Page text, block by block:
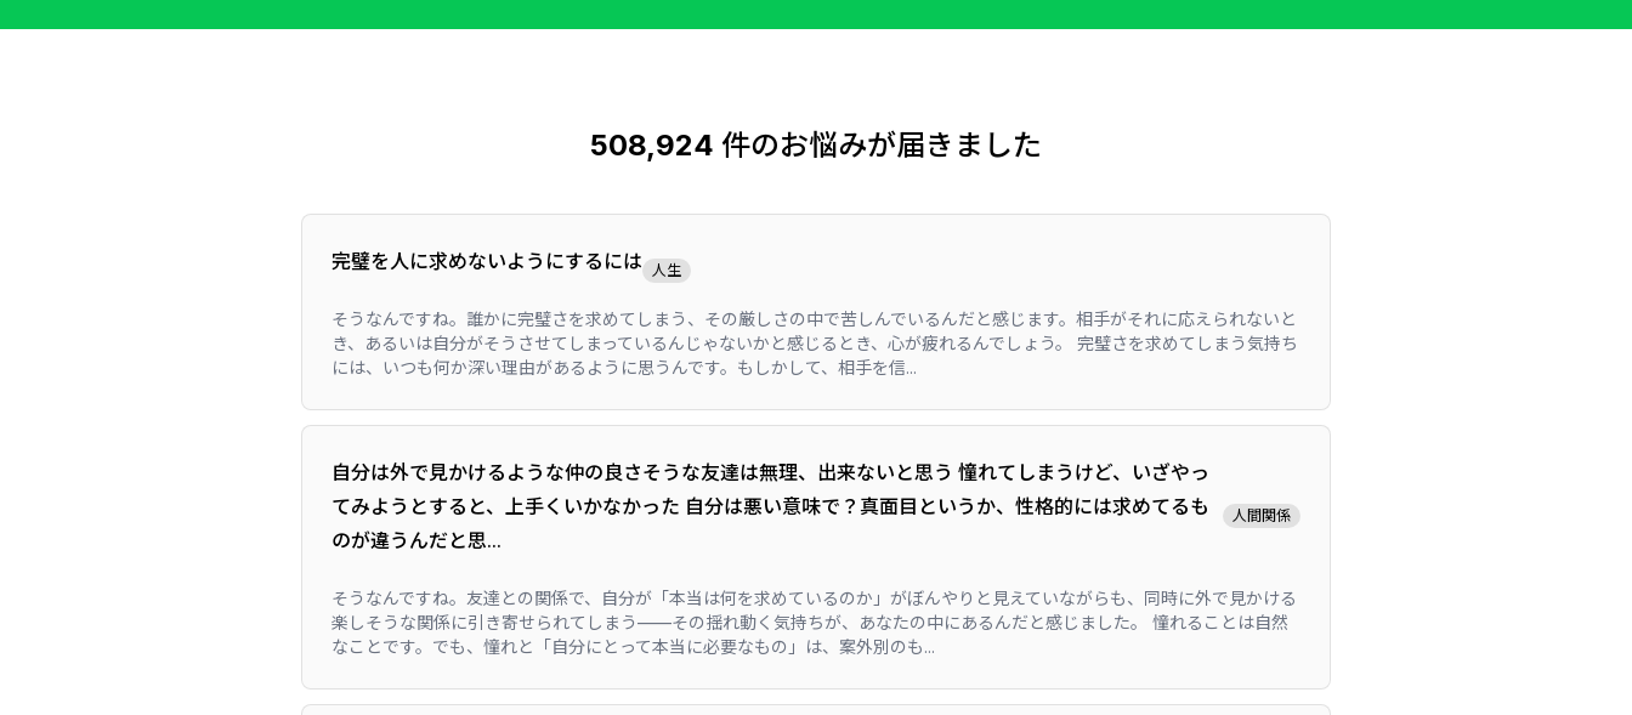
508,924 件のお悩みが届きました
完璧を人に求めないようにするには 人生
そうなんですね。誰かに完璧さを求めてしまう、その厳しさの中で苦しんでいるんだと感じます。相手がそれに応えられないと
き、あるいは自分がそうさせてしまっているんじゃないかと感じるとき、心が疲れるんでしょう。 完璧さを求めてしまう気持ち
には、いつも何か深い理由があるように思うんです。もしかして、相手を信...
自分は外で見かけるような仲の良さそうな友達は無理、出来ないと思う 憧れてしまうけど、いざやっ
てみようとすると、上手くいかなかった 自分は悪い意味で？真面目というか、性格的には求めてるも
のが違うんだと思...
人間関係
そうなんですね。友達との関係で、自分が「本当は何を求めているのか」がぼんやりと見えていながらも、同時に外で見かける
楽しそうな関係に引き寄せられてしまう——その揺れ動く気持ちが、あなたの中にあるんだと感じました。 憧れることは自然
なことです。でも、憧れと「自分にとって本当に必要なもの」は、案外別のも...